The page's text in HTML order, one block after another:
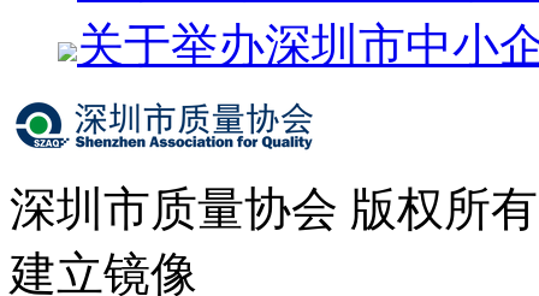
关于举办深圳市中小
深圳市质量协会 版权所
建立镜像